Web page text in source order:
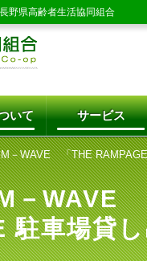
長野県高齢者生活協同組合
いて サービス
－WAVE 「THE
－WAVE
駐車場貸